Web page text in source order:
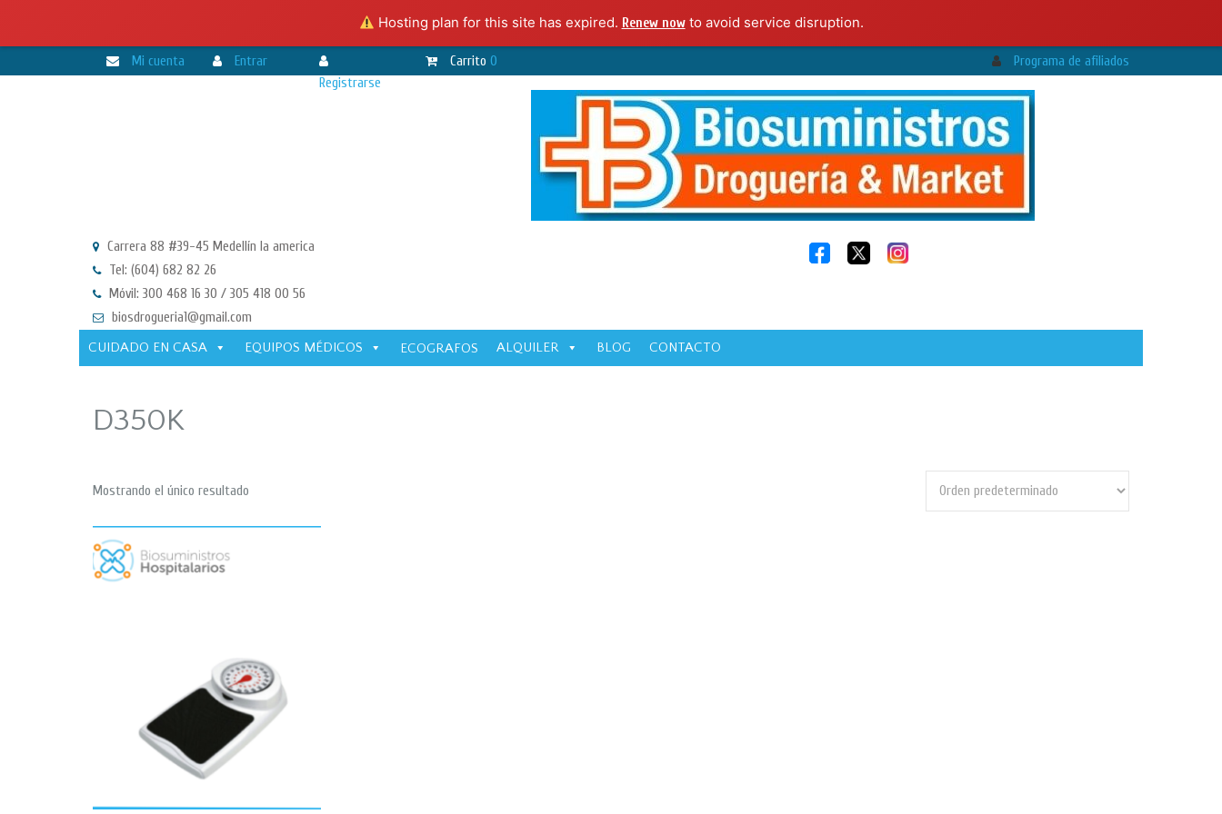
Hosting plan for this site has expired. Renew nowto avoid service disruption.
Mi cuenta
Entrar
Registrarse
Carrito 0 Programa de afiliados
Carrera 88 #39-45 Medellín la america
Tel: (604) 682 82 26
Móvil: 300 468 16 30 / 305 418 00 56
biosdrogueria1@gmail.com
CUIDADO EN CASA
EQUIPOS MÉDICOS ECOGRAFOS ALQUILER BLOG CONTACTO
D350K
Mostrando el único resultado